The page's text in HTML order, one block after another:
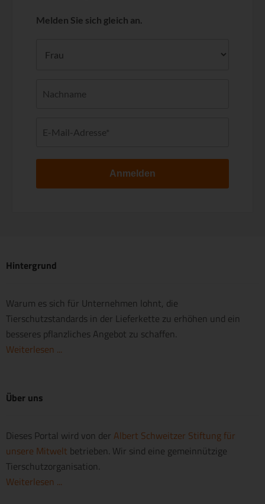
Melden Sie sich gleich an.
Anmelden
Hintergrund
Warum es sich für Unternehmen lohnt, die
Tierschutzstandards in der Lieferkette zu erhöhen und ein
besseres pflanzliches Angebot zu schaffen.
Weiterlesen ...
Über uns
Dieses Portal wird von der Albert Schweitzer Stiftung für
unsere Mitwelt betrieben. Wir sind eine gemeinnützige
Tierschutzorganisation.
Weiterlesen ...